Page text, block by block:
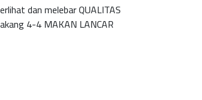
dan melebar QUALITAS
4-4 MAKAN LANCAR